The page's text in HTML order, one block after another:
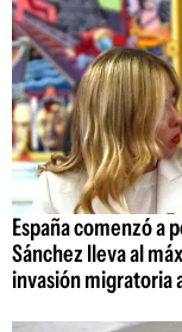
España comenzó a
Sánchez lleva al
invasión migratoria